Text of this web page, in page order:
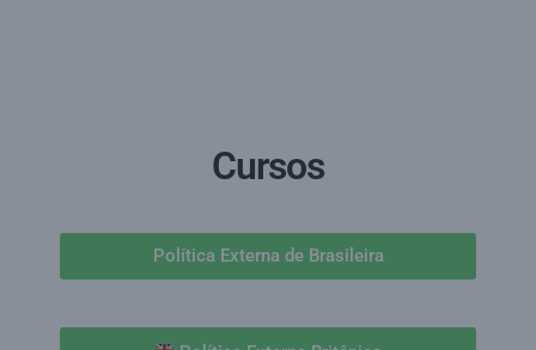
Cursos
Política Externa de Brasileira